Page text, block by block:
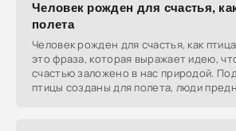
Человек рожден для счастья,
полета
Человек рожден для счастья, как
это фраза, которая выражает идею,
счастью заложено в нас природой.
птицы созданы для полета, люди